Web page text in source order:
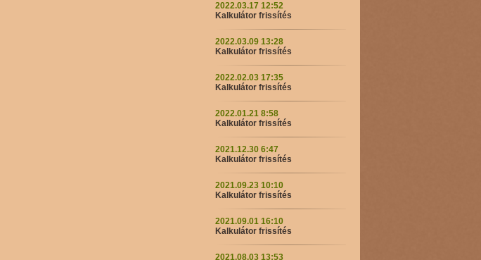
2022.03.17 12:52
Kalkulátor frissítés
2022.03.09 13:28
Kalkulátor frissítés
2022.02.03 17:35
Kalkulátor frissítés
2022.01.21 8:58
Kalkulátor frissítés
2021.12.30 6:47
Kalkulátor frissítés
2021.09.23 10:10
Kalkulátor frissítés
2021.09.01 16:10
Kalkulátor frissítés
2021.08.03 13:53